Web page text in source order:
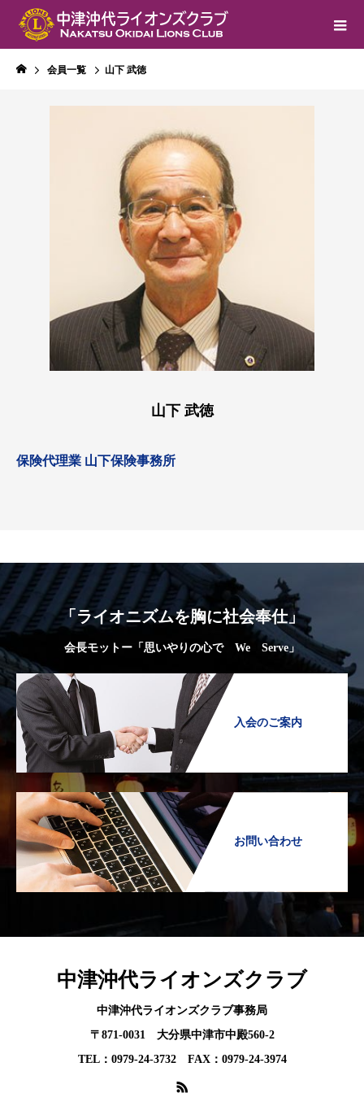
会員一覧 山下 武徳
山下 武徳
保険代理業 山下保険事務所
「ライオニズムを胸に社会奉仕」
会長モットー「思いやりの心で We Serve」
入会のご案内
お問い合わせ
中津沖代ライオンズクラブ
中津沖代ライオンズクラブ事務局
〒871-0031 大分県中津市中殿560-2
TEL：0979-24-3732 FAX：0979-24-3974